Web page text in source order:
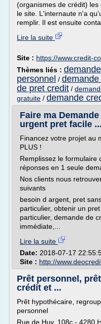
(organismes de crédit)
le site. L'internaute n'a
remplir. Il est ensuite
Lire la suite
Site : https://www.credit-
Thèmes liés :
personnel /
de pret credit /
gratuite / demande
Faire ma
urgent pret facile ...
Financez votre projet au
PLUS !
Remplissez le formulaire
réponses en 1 seule
Nos clients nous
suivants
besoin d argent, pret
particulier, obtenir un
particulier, demande de
immédiate,...
Lire la suite
Date: 2018-07-17
Site : http://
Prêt personnel,
crédit et ...
Prêt hypothécaire,
personnel
Rue de Huy, 108c - 4280